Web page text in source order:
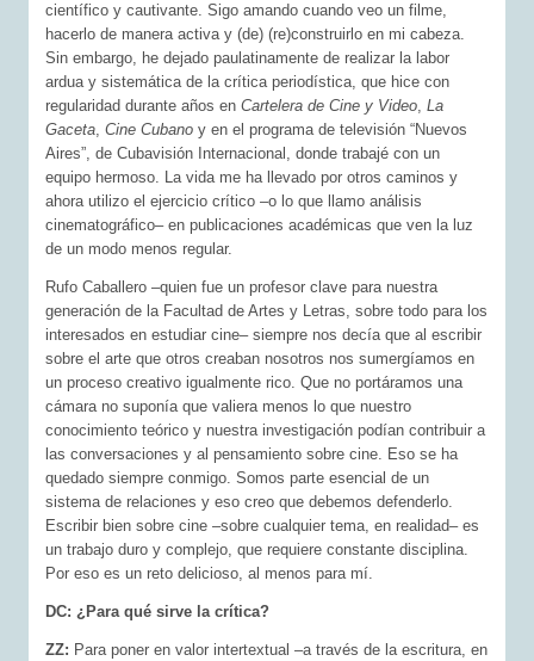
científico y cautivante. Sigo amando cuando veo un filme,
hacerlo de manera activa y (de) (re)construirlo en mi cabeza.
Sin embargo, he dejado paulatinamente de realizar la labor
ardua y sistemática de la crítica periodística, que hice con
regularidad durante años enCartelera de Cine y Video, La
Gaceta,Cine Cubano y en el programa de televisión “Nuevos
Aires”, de Cubavisión Internacional, donde trabajé con un
equipo hermoso. La vida me ha llevado por otros caminos y
ahora utilizo el ejercicio crítico –o lo que llamo análisis
cinematográfico– en publicaciones académicas que ven la luz
de un modo menos regular.
Rufo Caballero –quien fue un profesor clave para nuestra
generación de la Facultad de Artes y Letras, sobre todo para los
interesados en estudiar cine– siempre nos decía que al escribir
sobre el arte que otros creaban nosotros nos sumergíamos en
un proceso creativo igualmente rico. Que no portáramos una
cámara no suponía que valiera menos lo que nuestro
conocimiento teórico y nuestra investigación podían contribuir a
las conversaciones y al pensamiento sobre cine. Eso se ha
quedado siempre conmigo. Somos parte esencial de un
sistema de relaciones y eso creo que debemos defenderlo.
Escribir bien sobre cine –sobre cualquier tema, en realidad– es
un trabajo duro y complejo, que requiere constante disciplina.
Por eso es un reto delicioso, al menos para mí.
DC: ¿Para qué sirve la crítica?
ZZ: Para poner en valor intertextual –a través de la escritura, en